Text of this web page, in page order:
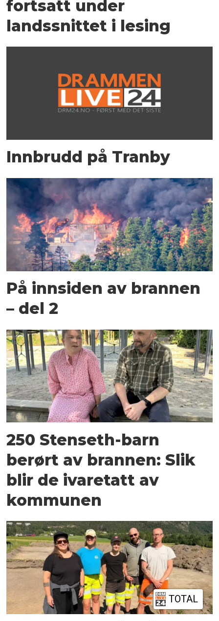
fortsatt under
landssnittet i lesing
Innbrudd på Tranby
På innsiden av brannen
– del 2
250 Stenseth-barn
berørt av brannen: Slik
blir de ivaretatt av
kommunen
TOTAL